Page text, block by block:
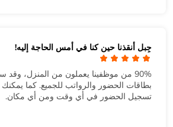
جِبل أنقذنا حين كنا في أمس الحاجة إليه!
90% من موظفينا يعملون من المنزل، وقد
بطاقات الحضور والرواتب للجميع. كما
تسجيل الحضور في أي وقت ومن أي مكان.